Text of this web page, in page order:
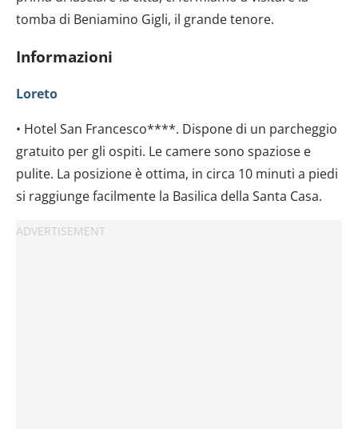
informazioni sul modo in cui utilizzi il nostro sito con i
pubblicità e social media, i quali potrebbero combinarle
tomba di Beniamino Gigli, il grande tenore.
Informazioni
Loreto
• Hotel San Francesco****. Dispone di un parcheggio
gratuito per gli ospiti. Le camere sono spaziose e
pulite. La posizione è ottima, in circa 10 minuti a piedi
si raggiunge facilmente la Basilica della Santa Casa.